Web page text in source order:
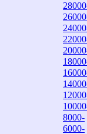
8000-
6000-